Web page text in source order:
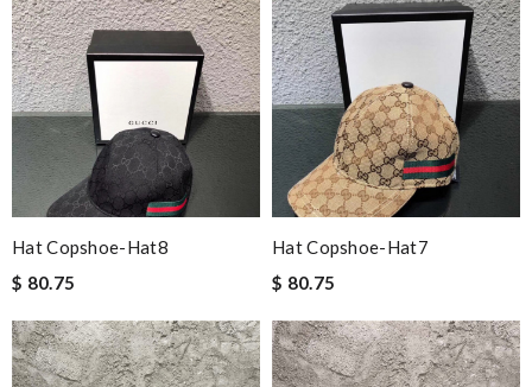
Hat Copshoe-Hat8
$ 80.75
Hat Copshoe-Hat7
$ 80.75